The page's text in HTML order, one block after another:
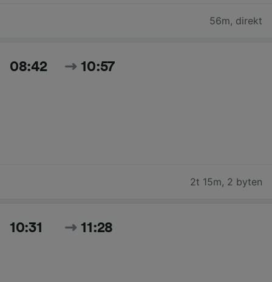
56m, direkt
08:42 10:57
2t 15m, 2 byten
10:31 11:28